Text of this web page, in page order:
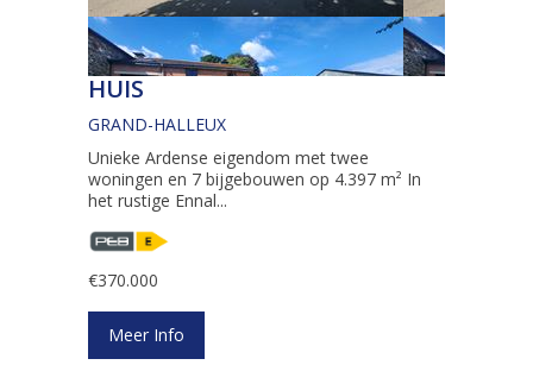
HUIS
GRAND-HALLEUX
Unieke Ardense eigendom met twee
woningen en 7 bijgebouwen op 4.397 m² In
het rustige Ennal...
€370.000
Meer Info